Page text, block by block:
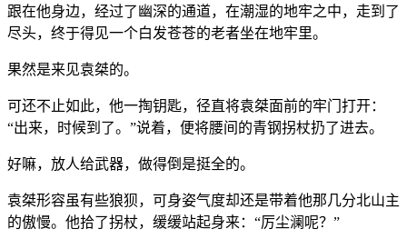
跟在他身边，经过了幽深的通道，在潮湿的地牢之中，走到了
尽头，终于得见一个白发苍苍的老者坐在地牢里。
果然是来见袁桀的。
可还不止如此，他一掏钥匙，径直将袁桀面前的牢门打开：
“出来，时候到了。”说着，便将腰间的青钢拐杖扔了进去。
好嘛，放人给武器，做得倒是挺全的。
袁桀形容虽有些狼狈，可身姿气度却还是带着他那几分北山主
的傲慢。他拾了拐杖，缓缓站起身来：“厉尘澜呢？”